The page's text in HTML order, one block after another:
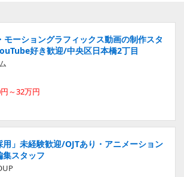
モーショングラフィックス動画の制作スタ
好き歓迎/中央区日本橋2丁目
～32万円
用」未経験歓迎/OJTあり・アニメーション
スタッフ